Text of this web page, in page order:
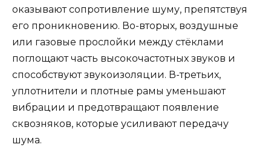
оказывают сопротивление шуму, препятствуя
его проникновению. Во-вторых, воздушные
или газовые прослойки между стёклами
поглощают часть высокочастотных звуков и
способствуют звукоизоляции. В-третьих,
уплотнители и плотные рамы уменьшают
вибрации и предотвращают появление
сквозняков, которые усиливают передачу
шума.